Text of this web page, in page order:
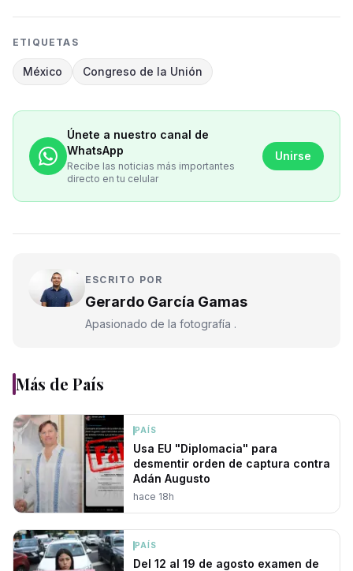
ETIQUETAS
México Congreso de la Unión
Únete a nuestro canal de
WhatsApp
Recibe las noticias más importantes
directo en tu celular
Unirse
ESCRITO POR
Gerardo García Gamas
Apasionado de la fotografía .
Más de País
PAÍS
Usa EU "Diplomacia" para
desmentir orden de captura contra
Adán Augusto
hace 18h
PAÍS
Del 12 al 19 de agosto examen de